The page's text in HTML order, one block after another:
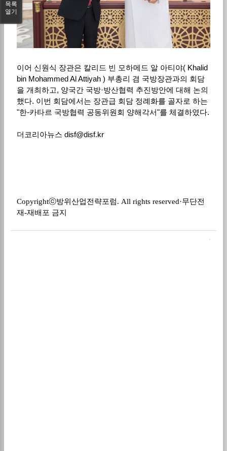
이어 신원식 장관은 칼리드 빈 모하메드 알 아티야( Khalid
bin Mohammed Al Attiyah ) 부총리 겸 국방장관과의 회담
을 개최하고, 양국간 국방·방산협력 추진방안에 대해 논의
했다. 이번 회담에서는 장관급 회담 정례화를 골자로 하는
"한-카타르 국방협력 공동위원회 양해각서"를 체결하였다.
더코리아뉴스 disf@disf.kr
Copyrightⓒ방위산업전략포럼. All rights reserved·무단전
재-재배포 금지
목록
열기